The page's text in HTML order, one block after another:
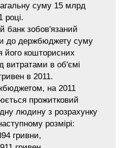
суму 15 млрд
році.
банк зобов'язаний
до держбюджету суму
його кошторисних
витратами в об'ємі
в 2011.
на 2011
прожитковий
людину з розрахунку
розмірі:
гривни,